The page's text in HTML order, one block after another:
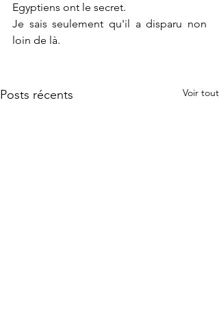
Egyptiens ont le secret.
Je sais seulement qu'il a disparu non
loin de là.
Posts récents Voir tout